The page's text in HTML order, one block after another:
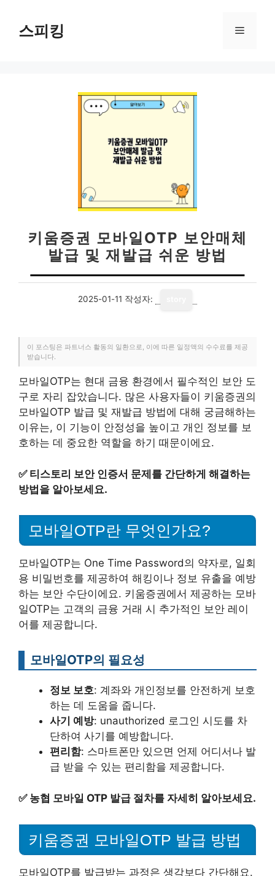
스피킹 메
키움증권 모바일OTP 보안매체
발급 및 재발급 쉬운 방법
2025-01-11 작성자:
이 포스팅은 파트너스 활동의 일환으로, 이에 따른 일정액의 수수료를 제공
받습니다.
모바일OTP는 현대 금융 환경에서 필수적인 보안 도
구로 자리 잡았습니다. 많은 사용자들이 키움증권의
모바일OTP 발급 및 재발급 방법에 대해 궁금해하는
이유는, 이 기능이 안정성을 높이고 개인 정보를 보
호하는 데 중요한 역할을 하기 때문이에요.
✅ 티스토리 보안 인증서 문제를 간단하게 해결하는
방법을 알아보세요.
모바일OTP란 무엇인가요?
모바일OTP는 One Time Password의 약자로, 일회
용 비밀번호를 제공하여 해킹이나 정보 유출을 예방
하는 보안 수단이에요. 키움증권에서 제공하는 모바
일OTP는 고객의 금융 거래 시 추가적인 보안 레이
어를 제공합니다.
모바일OTP의 필요성
정보 보호: 계좌와 개인정보를 안전하게 보호
하는 데 도움을 줍니다.
사기 예방: unauthorized 로그인 시도를 차
단하여 사기를 예방합니다.
편리함: 스마트폰만 있으면 언제 어디서나 발
급 받을 수 있는 편리함을 제공합니다.
✅ 농협 모바일 OTP 발급 절차를 자세히 알아보세요.
키움증권 모바일OTP 발급 방법
모바일OTP를 발급받는 과정은 생각보다 간단해요.